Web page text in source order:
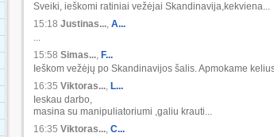
Sveiki, ieškomi ratiniai vežėjai Skandinavija,kekviena...
15:18 Justinas..., A...
...
15:58 Simas..., F...
Ieškom vežėjų po Skandinavijos šalis. Apmokame
16:35 Viktoras..., L...
Ieskau darbo,
masina su manipuliatoriumi ,galiu krauti...
16:35 Viktoras..., C...